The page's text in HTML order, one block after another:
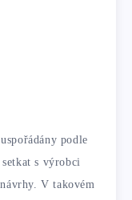
podle
s výrobci
V takovém